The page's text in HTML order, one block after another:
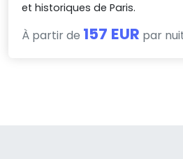
et historiques de Paris.
À partir de 157 EUR par